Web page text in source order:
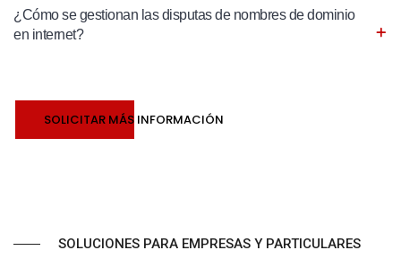
¿Cómo se gestionan las disputas de nombres de dominio
en internet?
SOLICITAR MÁS INFORMACIÓN
SOLUCIONES PARA EMPRESAS Y PARTICULARES